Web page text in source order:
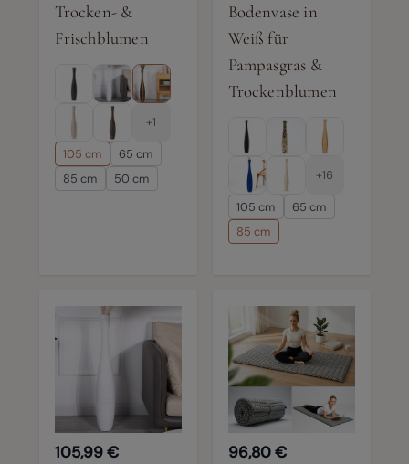
Trocken- &
Frischblumen
+1
105 cm
65 cm
85 cm
50 cm
Bodenvase in
Weiß für
Pampasgras &
Trockenblumen
+16
105 cm
65 cm
85 cm
105,99 €
96,80 €